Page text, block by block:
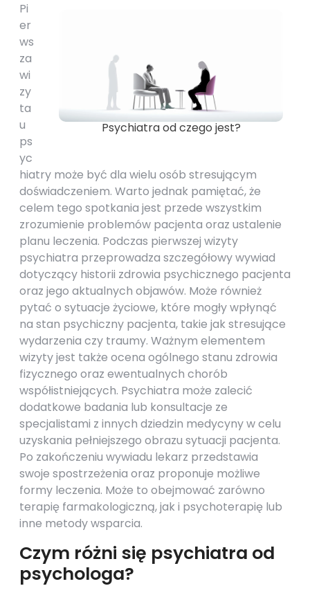
Psychiatra od czego jest?
Pi
er
ws
za
wi
zy
ta
u
ps
yc
hiatry może być dla wielu osób stresującym
doświadczeniem. Warto jednak pamiętać, że
celem tego spotkania jest przede wszystkim
zrozumienie problemów pacjenta oraz ustalenie
planu leczenia. Podczas pierwszej wizyty
psychiatra przeprowadza szczegółowy wywiad
dotyczący historii zdrowia psychicznego pacjenta
oraz jego aktualnych objawów. Może również
pytać o sytuacje życiowe, które mogły wpłynąć
na stan psychiczny pacjenta, takie jak stresujące
wydarzenia czy traumy. Ważnym elementem
wizyty jest także ocena ogólnego stanu zdrowia
fizycznego oraz ewentualnych chorób
współistniejących. Psychiatra może zalecić
dodatkowe badania lub konsultacje ze
specjalistami z innych dziedzin medycyny w celu
uzyskania pełniejszego obrazu sytuacji pacjenta.
Po zakończeniu wywiadu lekarz przedstawia
swoje spostrzeżenia oraz proponuje możliwe
formy leczenia. Może to obejmować zarówno
terapię farmakologiczną, jak i psychoterapię lub
inne metody wsparcia.
Czym różni się psychiatra od
psychologa?